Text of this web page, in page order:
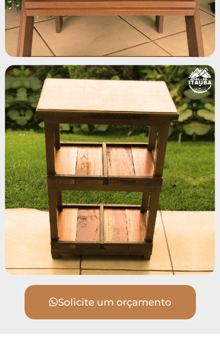
Solicite um orçamento